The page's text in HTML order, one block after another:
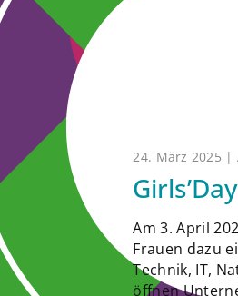
24. März 2025 |
Am 3. April
Frauen dazu
Technik, IT,
öffnen